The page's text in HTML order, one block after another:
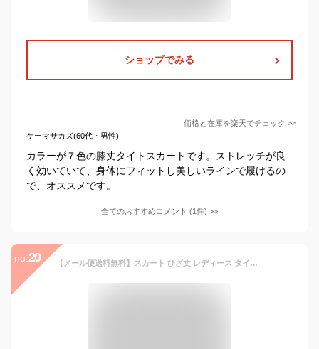
ショップでみる
価格と在庫を楽天でチェック >>
ケーマサカズ(60代・男性)
カラーが７色の膝丈タイトスカートです。ストレッチが良
く効いていて、身体にフィットし美しいラインで履けるの
で、オススメです。
全てのおすすめコメント (1件) >
no. 20 【メール便送料無料】スカート ひざ丈 レディース タイトスカート 黒 赤 無地 ミディアムスカート ヒザ丈 ミディアム丈スカート 秋 冬 秋冬 膝丈 ペンシルスカート ミモレ丈 ウエストゴム レッド 大人 ブラック レッド スリット 20代 30代 40代 OL ママ 母 あす楽